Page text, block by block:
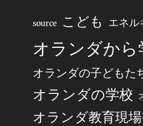
source こども エネル
オランダから
オランダの子どもた
オランダの学校
オランダ教育現